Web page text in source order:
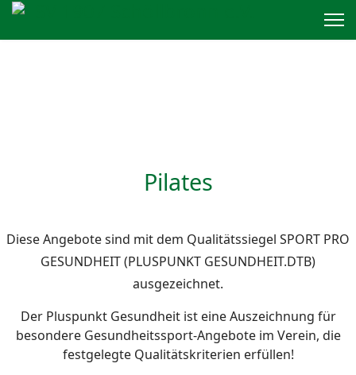
Pilates
Diese Angebote sind mit dem Qualitätssiegel SPORT PRO
GESUNDHEIT (PLUSPUNKT GESUNDHEIT.DTB)
ausgezeichnet.
Der Pluspunkt Gesundheit ist eine Auszeichnung für
besondere Gesundheitssport-Angebote im Verein, die
festgelegte Qualitätskriterien erfüllen!